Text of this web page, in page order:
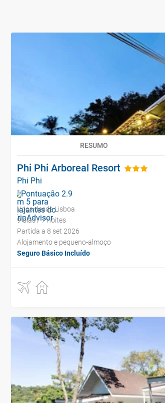
RESUMO
Phi Phi Arboreal Resort
Phi Phi
Voos desde Lisboa
9 dias / 7 noites
Partida a 8 set 2026
Alojamento e pequeno-almoço
Seguro Básico Incluído